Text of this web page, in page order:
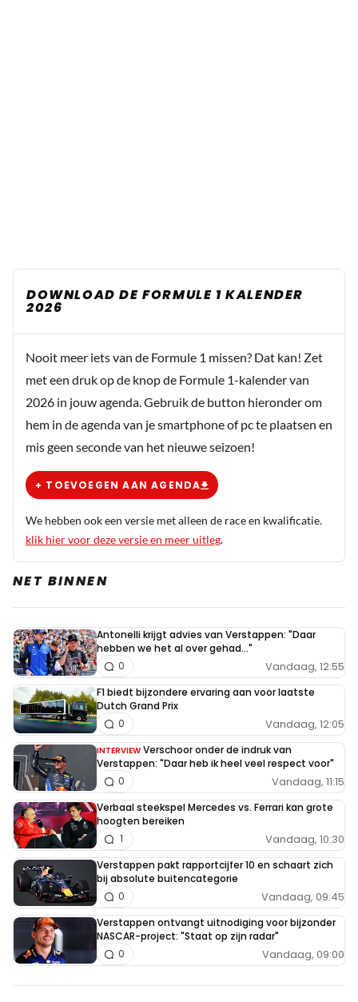
DOWNLOAD DE FORMULE 1 KALENDER
2026
Nooit meer iets van de Formule 1 missen? Dat kan! Zet
met een druk op de knop de Formule 1-kalender van
2026 in jouw agenda. Gebruik de button hieronder om
hem in de agenda van je smartphone of pc te plaatsen en
mis geen seconde van het nieuwe seizoen!
+ TOEVOEGEN AAN AGENDA
We hebben ook een versie met alleen de race en kwalificatie.
klik hier voor deze versie en meer uitleg.
NET BINNEN
Antonelli krijgt advies van Verstappen: "Daar
hebben we het al over gehad..."
Vandaag, 12:55
0
F1 biedt bijzondere ervaring aan voor laatste
Dutch Grand Prix
Vandaag, 12:05
0
INTERVIEW Verschoor onder de indruk van
Verstappen: "Daar heb ik heel veel respect voor"
Vandaag, 11:15
0
Verbaal steekspel Mercedes vs. Ferrari kan grote
hoogten bereiken
Vandaag, 10:30
1
Verstappen pakt rapportcijfer 10 en schaart zich
bij absolute buitencategorie
Vandaag, 09:45
0
Verstappen ontvangt uitnodiging voor bijzonder
NASCAR-project: "Staat op zijn radar"
Vandaag, 09:00
0